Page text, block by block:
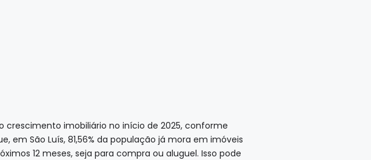
crescimento imobiliário no início de 2025, conforme
em São Luís, 81,56% da população já mora em imóveis
12 meses, seja para compra ou aluguel. Isso pode